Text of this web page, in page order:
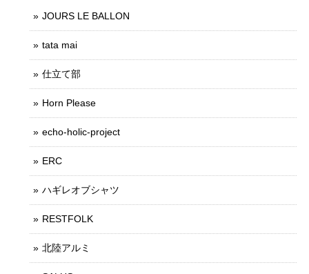
JOURS LE BALLON
tata mai
仕立て部
Horn Please
echo-holic-project
ERC
ハギレオブシャツ
RESTFOLK
北陸アルミ